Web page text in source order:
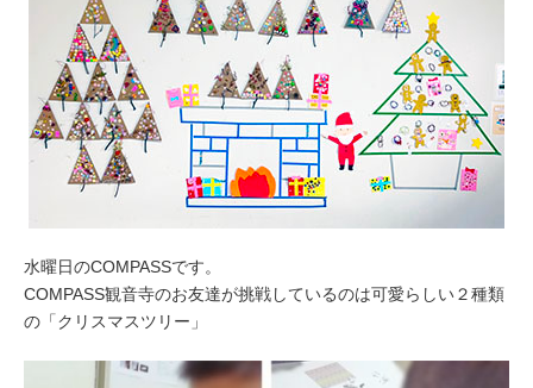
水曜日のCOMPASSです。
COMPASS観音寺のお友達が挑戦しているのは可愛らしい２種類
の「クリスマスツリー」